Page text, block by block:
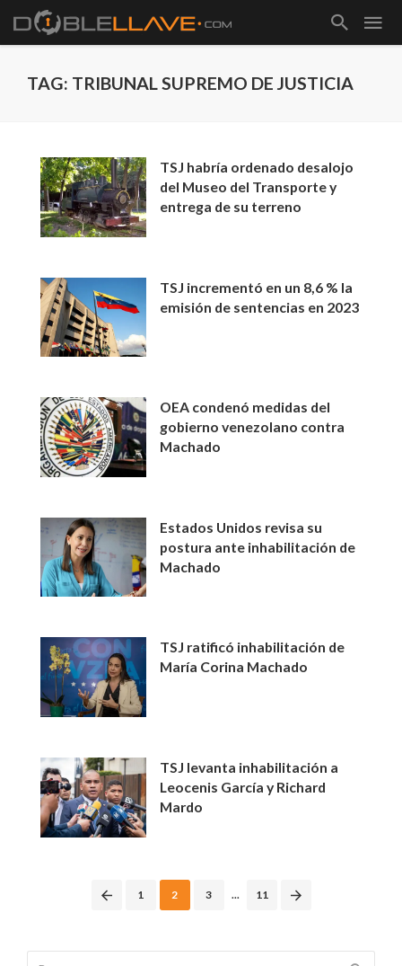
TAG: TRIBUNAL SUPREMO DE JUSTICIA
TSJ habría ordenado desalojo
del Museo del Transporte y
entrega de su terreno
TSJ incrementó en un 8,6 % la
emisión de sentencias en 2023
OEA condenó medidas del
gobierno venezolano contra
Machado
Estados Unidos revisa su
postura ante inhabilitación de
Machado
TSJ ratificó inhabilitación de
María Corina Machado
TSJ levanta inhabilitación a
Leocenis García y Richard
Mardo
1 2 3 ... 11